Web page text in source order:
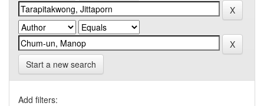
Start a new search
Add filters: